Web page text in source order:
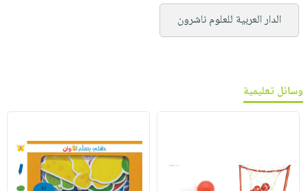
الدار العربية للعلوم ناشرون
وسائل تعليمية